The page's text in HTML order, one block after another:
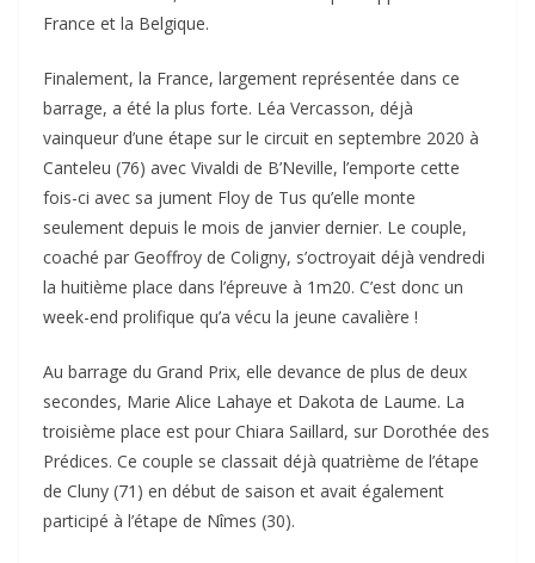
France et la Belgique.
Finalement, la France, largement représentée dans ce
barrage, a été la plus forte. Léa Vercasson, déjà
vainqueur d’une étape sur le circuit en septembre 2020 à
Canteleu (76) avec Vivaldi de B’Neville, l’emporte cette
fois-ci avec sa jument Floy de Tus qu’elle monte
seulement depuis le mois de janvier dernier. Le couple,
coaché par Geoffroy de Coligny, s’octroyait déjà vendredi
la huitième place dans l’épreuve à 1m20. C’est donc un
week-end prolifique qu’a vécu la jeune cavalière !
Au barrage du Grand Prix, elle devance de plus de deux
secondes, Marie Alice Lahaye et Dakota de Laume. La
troisième place est pour Chiara Saillard, sur Dorothée des
Prédices. Ce couple se classait déjà quatrième de l’étape
de Cluny (71) en début de saison et avait également
participé à l’étape de Nîmes (30).